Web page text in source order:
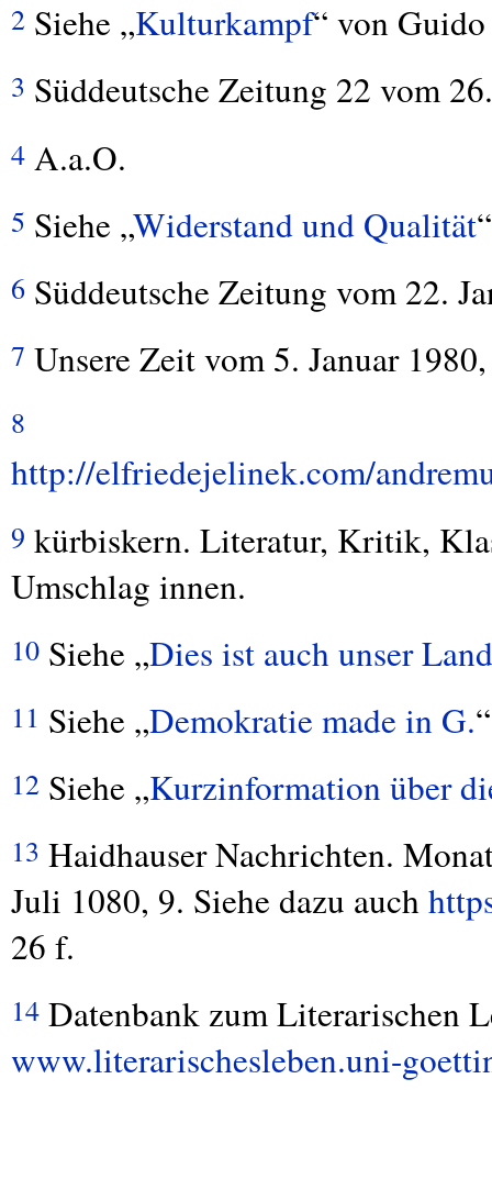
2 Siehe „Kulturkampf“ von
3 Süddeutsche Zeitung 22 vom
4 A.a.O.
5 Siehe „Widerstand und Qualität
6 Süddeutsche Zeitung vom 22.
7 Unsere Zeit vom 5. Januar
8
http://elfriedejelinek.com/
9 kürbiskern. Literatur, Kritik,
Umschlag innen.
10 Siehe „Dies ist auch unser
11 Siehe „Demokratie made in G.
12 Siehe „Kurzinformation über
13 Haidhauser Nachrichten.
Juli 1080, 9. Siehe dazu auch
26 f.
14 Datenbank zum Literarischen
www.literarischesleben.uni-